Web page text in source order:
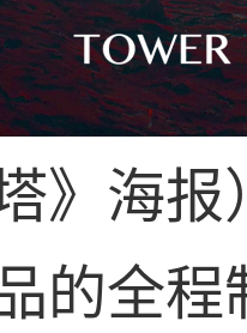
》海报
的全